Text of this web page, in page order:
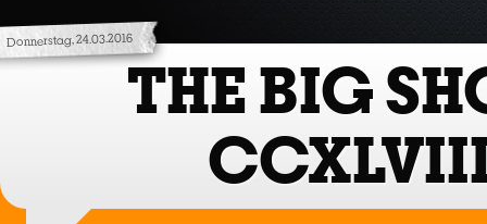
Donnerstag, 24.03.2016
THE BIG